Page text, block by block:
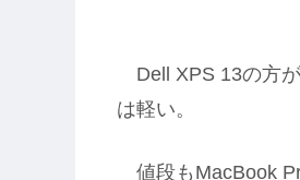
Dell XPS 13の方
は軽い。
値段もMacBook